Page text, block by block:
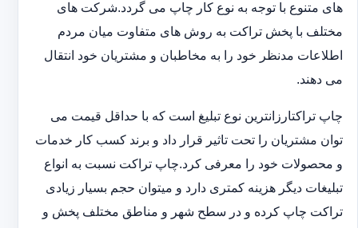
های متنوع با توجه به نوع کار چاپ می گردد.شرکت های
مختلف با پخش تراکت به روش های متفاوت میان مردم
اطلاعات مدنظر خود را به مخاطبان و مشتریان خود انتقال
می دهند.
چاپ تراکت‏ارزانترین نوع تبلیغ است که با حداقل قیمت می
توان مشتریان را تحت تاثیر قرار داد و برند کسب کار خدمات
و محصولات خود را معرفی کرد.چاپ تراکت نسبت به انواع
تبلیغات دیگر هزینه کمتری دارد و می‎توان حجم بسیار زیادی
تراکت چاپ کرده و در سطح شهر و مناطق مختلف پخش و